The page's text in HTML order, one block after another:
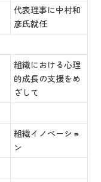
代表理事に中村和
彦氏就任
組織における心理
的成長の支援をめ
ざして
組織イノベーショ
ン